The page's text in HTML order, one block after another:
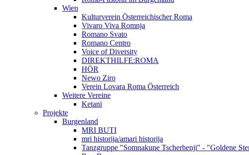
Wien
Kulturverein Österreichischer Roma
Vivaro Viva Romnja
Romano Svato
Romano Centro
Voice of Diversity
DIREKTHILFE:ROMA
HÖR
Newo Ziro
Verein Lovara Roma Österreich
Weitere Vereine
Ketani
Projekte
Burgenland
MRI BUTI
mri historija/amari historija
Tanzgruppe "Somnakune Tscherhenji" - "Goldene